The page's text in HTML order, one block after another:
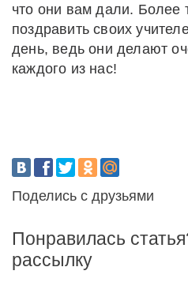
что они вам дали. Более
поздравить своих
день, ведь они делают
каждого из нас!
Поделись с друзьями
Понравилась
рассылку